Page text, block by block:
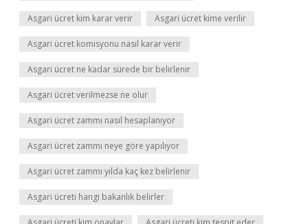
Asgari ücret kim karar verir Asgari ücret kime verilir
Asgari ücret komisyonu nasıl karar verir
Asgari ücret ne kadar sürede bir belirlenir
Asgari ücret verilmezse ne olur
Asgari ücret zammı nasıl hesaplanıyor
Asgari ücret zammı neye göre yapılıyor
Asgari ücret zammı yılda kaç kez belirlenir
Asgari ücreti hangi bakanlık belirler